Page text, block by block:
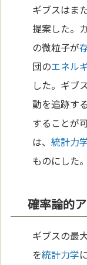
ギブスはま
提案した。
の微粒子が
団のエネル
した。ギブ
動を追跡す
することが
は、統計力
ものにした。
確率論的
ギブスの最
を統計力学